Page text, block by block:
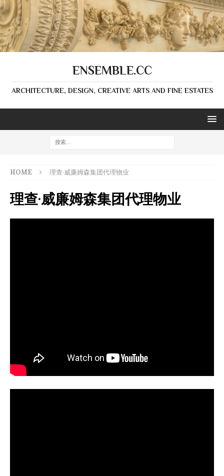
ENSEMBLE.CC
ARCHITECTURE, DESIGN, CREATIVE ARTS AND FINE ESTATES
HOME 理查·威廉姆森集团代理物业
理查·威廉姆森集团代理物业